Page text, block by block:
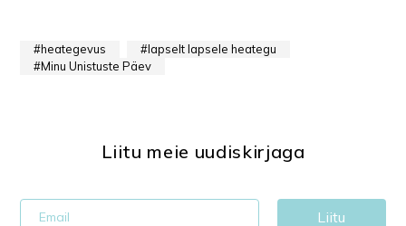
heategevus
lapselt lapsele heategu
Minu Unistuste Päev
Liitu meie uudiskirjaga
Liitu